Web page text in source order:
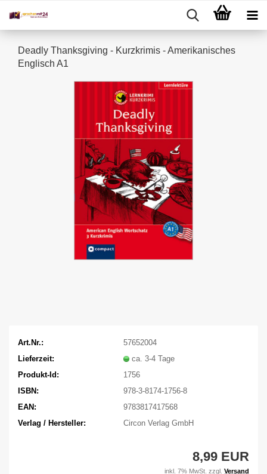
Deadly Thanksgiving - Kurzkrimis - Amerikanisches
Englisch A1
Art.Nr.:
57652004
Lieferzeit:
ca. 3-4 Tage
Produkt-Id:
1756
ISBN:
978-3-8174-1756-8
EAN:
9783817417568
Verlag / Hersteller:
Circon Verlag GmbH
8,99 EUR
inkl. 7% MwSt. zzgl. Versand